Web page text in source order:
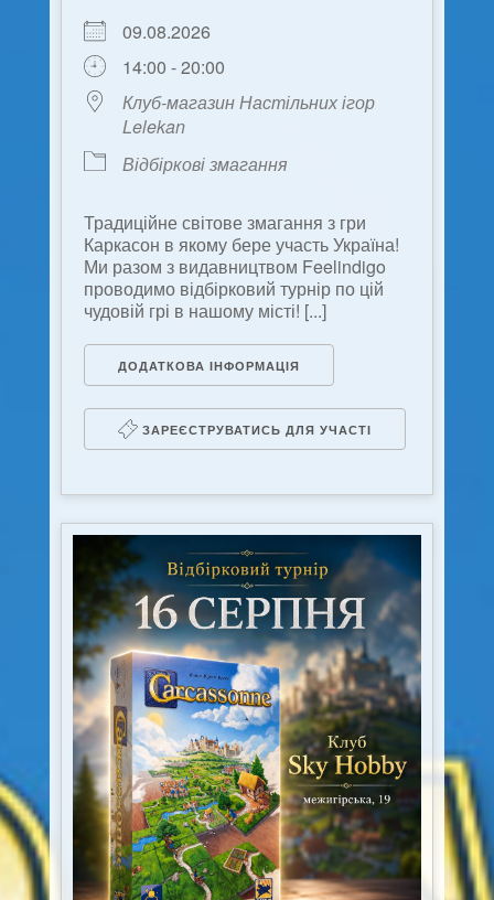
09.08.2026
14:00 - 20:00
Клуб-магазин Настільних ігор
Lelekan
Відбіркові змагання
Традиційне світове змагання з гри
Каркасон в якому бере участь Україна!
Ми разом з видавництвом Feelindigo
проводимо відбірковий турнір по цій
чудовій грі в нашому місті! [...]
ДОДАТКОВА ІНФОРМАЦІЯ
ЗАРЕЄСТРУВАТИСЬ ДЛЯ УЧАСТІ